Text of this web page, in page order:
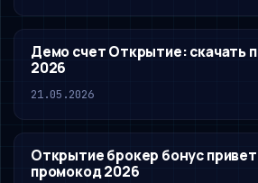
Демо счет Открытие: скачать
2026
21.05.2026
Открытие брокер бонус
промокод 2026